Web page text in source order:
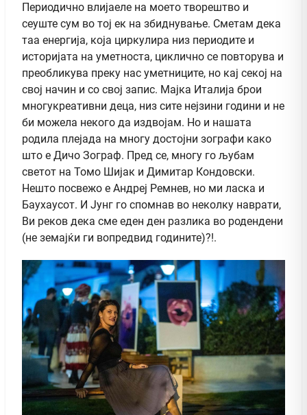
Периодично влијаеле на моето творештво и
сеуште сум во тој ек на збиднување. Сметам дека
таа енергија, која циркулира низ периодите и
историјата на уметноста, циклично се повторува и
преобликува преку нас уметниците, но кај секој на
свој начин и со свој запис. Мајка Италија брои
многукреативни деца, низ сите нејзини години и не
би можела некого да издвојам. Но и нашата
родила плејада на многу достојни зографи како
што е Дичо Зограф. Пред се, многу го љубам
светот на Томо Шијак и Димитар Кондовски.
Нешто посвежо е Андреј Ремнев, но ми ласка и
Баухаусот. И Јунг го спомнав во неколку наврати,
Ви реков дека сме еден ден разлика во родендени
(не земајќи ги вопредвид годините)?!.